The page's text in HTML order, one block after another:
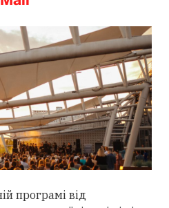
програмі від